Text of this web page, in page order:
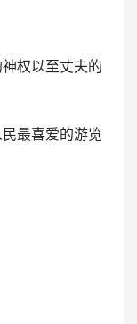
权以至丈夫的
最喜爱的游览